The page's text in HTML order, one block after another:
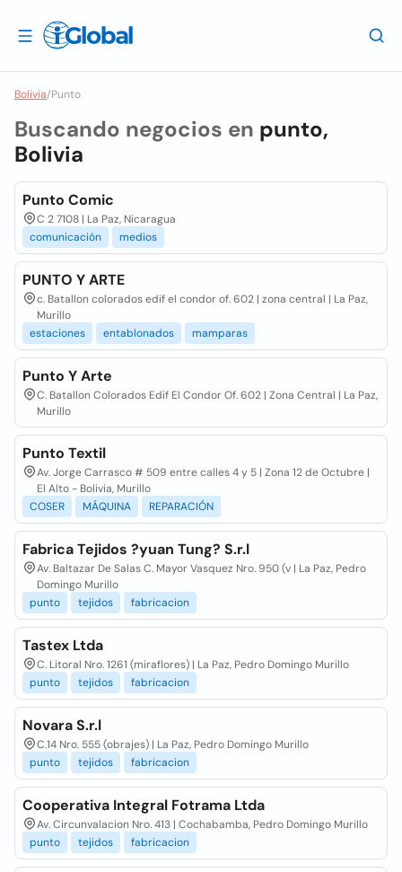
Bolivia/Punto
Buscando negocios en punto,
Bolivia
Punto Comic
C 2 7108 | La Paz, Nicaragua
comunicación
medios
PUNTO Y ARTE
c. Batallon colorados edif el condor of. 602 | zona central | La Paz,
Murillo
estaciones
entablonados mamparas
Punto Y Arte
C. Batallon Colorados Edif El Condor Of. 602 | Zona Central | La Paz,
Murillo
Punto Textil
Av. Jorge Carrasco # 509 entre calles 4 y 5 | Zona 12 de Octubre |
El Alto - Bolivia, Murillo
COSER
MÁQUINA REPARACIÓN
Fabrica Tejidos ?yuan Tung? S.r.l
Av. Baltazar De Salas C. Mayor Vasquez Nro. 950 (v | La Paz, Pedro
Domingo Murillo
punto
tejidos fabricacion
Tastex Ltda
C. Litoral Nro. 1261 (miraflores) | La Paz, Pedro Domingo Murillo
punto
tejidos fabricacion
Novara S.r.l
C.14 Nro. 555 (obrajes) | La Paz, Pedro Domingo Murillo
punto
tejidos fabricacion
Cooperativa Integral Fotrama Ltda
Av. Circunvalacion Nro. 413 | Cochabamba, Pedro Domingo Murillo
punto
tejidos fabricacion